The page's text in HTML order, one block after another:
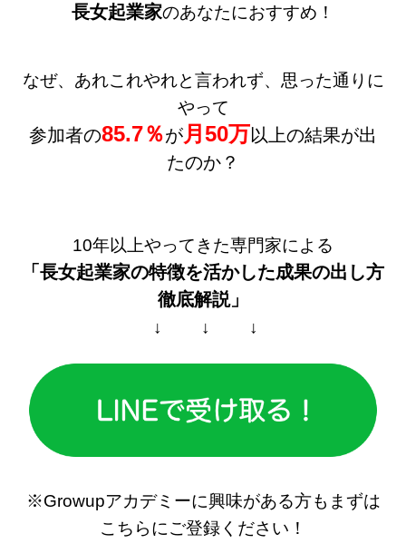
長女起業家のあなたにおすすめ！
なぜ、あれこれやれと言われず、思った通りに
やって
参加者の85.7％が月50万以上の結果が出
たのか？
10年以上やってきた専門家による
「長女起業家の特徴を活かした成果の出し方
徹底解説」
↓ ↓ ↓
※Growupアカデミーに興味がある方もまずは
こちらにご登録ください！